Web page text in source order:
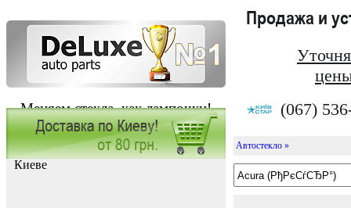
Меняем стекла, как лампочки!
Продажа и
(067)
Заказать установку автостекла в
Киеве
Автостекло »